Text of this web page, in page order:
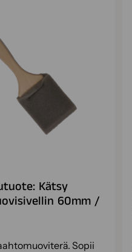
Kätsy
60mm /
Sopii